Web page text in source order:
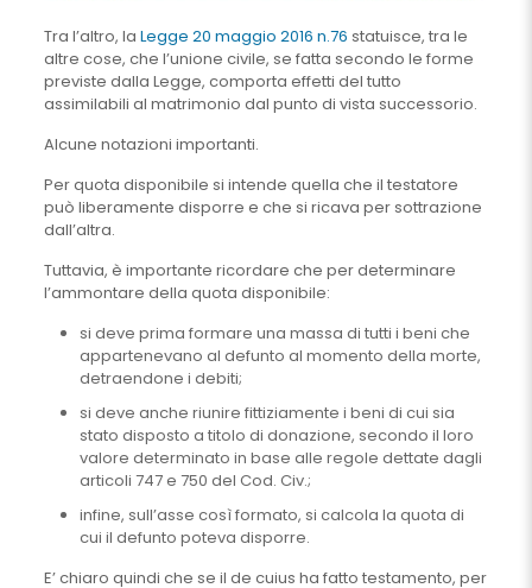
Tra l’altro, la Legge 20 maggio 2016 n.76 statuisce, tra le
altre cose, che l’unione civile, se fatta secondo le forme
previste dalla Legge, comporta effetti del tutto
assimilabili al matrimonio dal punto di vista successorio.
Alcune notazioni importanti.
Per quota disponibile si intende quella che il testatore
può liberamente disporre e che si ricava per sottrazione
dall’altra.
Tuttavia, è importante ricordare che per determinare
l’ammontare della quota disponibile:
si deve prima formare una massa di tutti i beni che
appartenevano al defunto al momento della morte,
detraendone i debiti;
si deve anche riunire fittiziamente i beni di cui sia
stato disposto a titolo di donazione, secondo il loro
valore determinato in base alle regole dettate dagli
articoli 747 e 750 del Cod. Civ.;
infine, sull’asse così formato, si calcola la quota di
cui il defunto poteva disporre.
E’ chiaro quindi che se il de cuius ha fatto testamento, per